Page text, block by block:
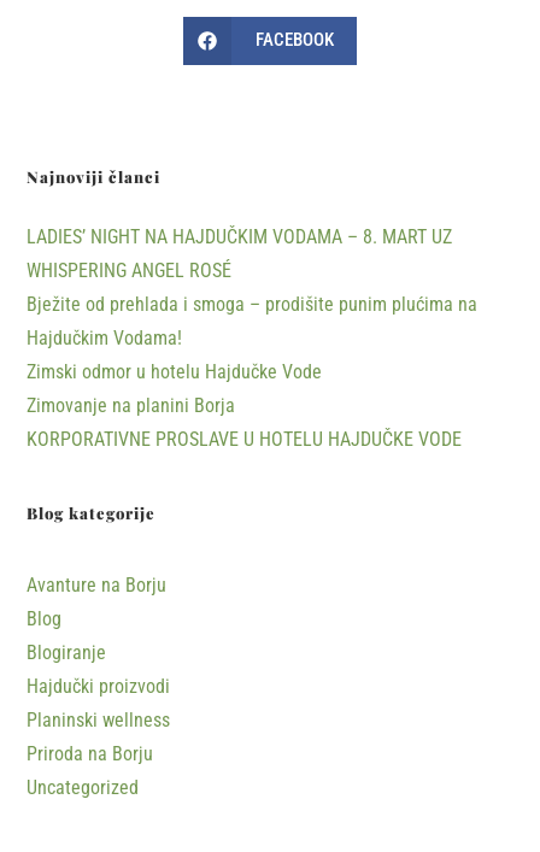
FACEBOOK
Najnoviji članci
LADIES’ NIGHT NA HAJDUČKIM VODAMA – 8. MART UZ
WHISPERING ANGEL ROSÉ
Bježite od prehlada i smoga – prodišite punim plućima na
Hajdučkim Vodama!
Zimski odmor u hotelu Hajdučke Vode
Zimovanje na planini Borja
KORPORATIVNE PROSLAVE U HOTELU HAJDUČKE VODE
Blog kategorije
Avanture na Borju
Blog
Blogiranje
Hajdučki proizvodi
Planinski wellness
Priroda na Borju
Uncategorized